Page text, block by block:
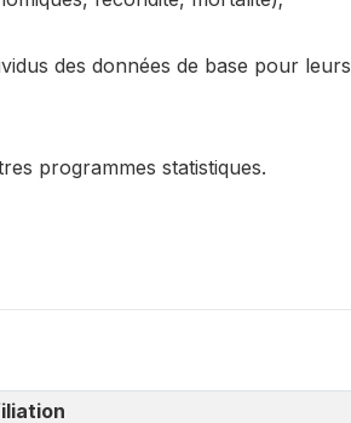
des données de base pour leurs
programmes statistiques.